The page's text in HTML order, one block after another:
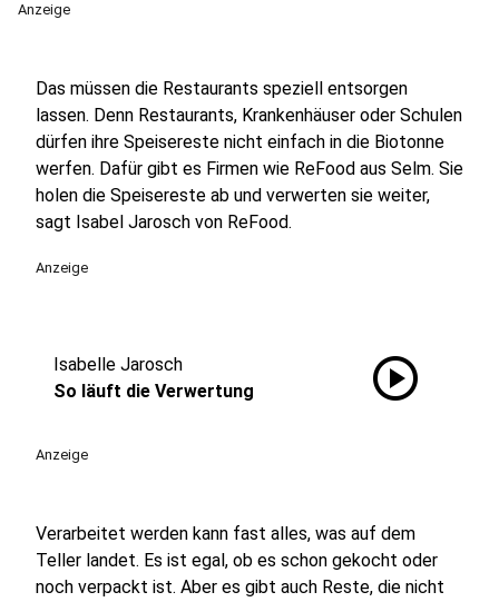
Anzeige
Das müssen die Restaurants speziell entsorgen
lassen. Denn Restaurants, Krankenhäuser oder Schulen
dürfen ihre Speisereste nicht einfach in die Biotonne
werfen. Dafür gibt es Firmen wie ReFood aus Selm. Sie
holen die Speisereste ab und verwerten sie weiter,
sagt Isabel Jarosch von ReFood.
Anzeige
Isabelle Jarosch
So läuft die Verwertung
play_circle
Anzeige
Verarbeitet werden kann fast alles, was auf dem
Teller landet. Es ist egal, ob es schon gekocht oder
noch verpackt ist. Aber es gibt auch Reste, die nicht